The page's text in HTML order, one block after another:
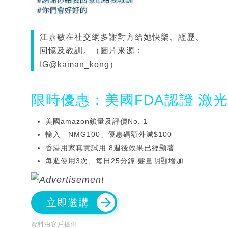
江嘉敏在社交網多謝對方給她快樂、經歷、
回憶及教訓。（圖片來源：
IG@kaman_kong）
限時優惠：美國FDA認證 激
美國amazon鎖量及評價No. 1
輸入「NMG100」優惠碼額外減$100
香港用家真實試用 8週後效果已經顯著
每週使用3次、每日25分鐘 髮量明顯增加
立即選購
資料由客戶提供